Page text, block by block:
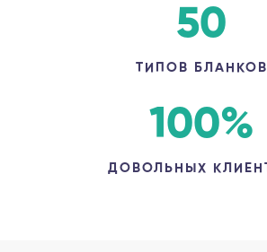
50
ТИПОВ БЛАНКОВ
100%
ДОВОЛЬНЫХ